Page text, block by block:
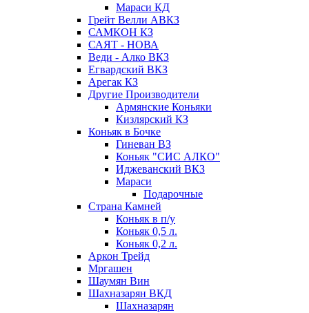
Мараси КД
Грейт Велли АВКЗ
САМКОН КЗ
САЯТ - НОВА
Веди - Алко ВКЗ
Егвардский ВКЗ
Арегак КЗ
Другие Производители
Армянские Коньяки
Кизлярский КЗ
Коньяк в Бочке
Гиневан ВЗ
Коньяк "СИС АЛКО"
Иджеванский ВКЗ
Мараси
Подарочные
Страна Камней
Коньяк в п/у
Коньяк 0,5 л.
Коньяк 0,2 л.
Аркон Трейд
Мргашен
Шаумян Вин
Шахназарян ВКД
Шахназарян